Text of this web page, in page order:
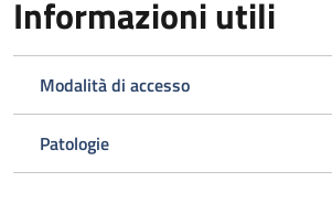
Informazioni utili
Modalità di accesso
Patologie